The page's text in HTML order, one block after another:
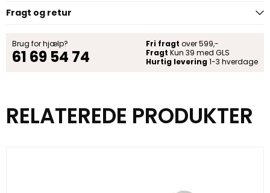
Fragt og retur
Brug for hjælp?
61 69 54 74
Fri fragt over 599,-
Fragt Kun 39 med GLS
Hurtig levering 1-3 hverdage
RELATEREDE PRODUKTER